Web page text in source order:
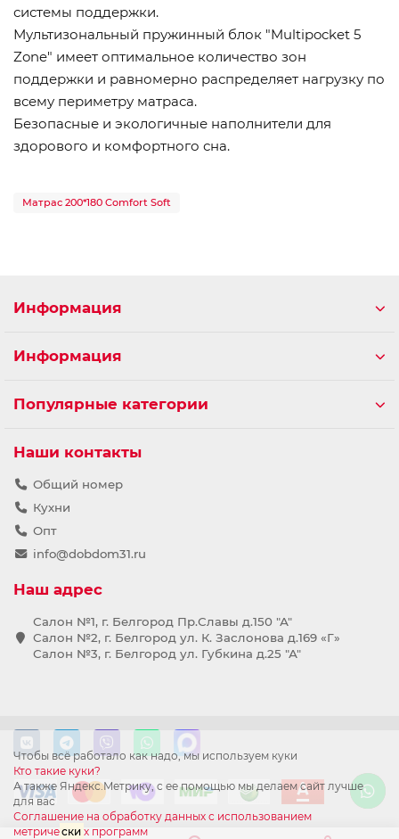
системы поддержки.
Мультизональный пружинный блок "Multipocket 5
Zone" имеет оптимальное количество зон
поддержки и равномерно распределяет нагрузку по
всему периметру матраса.
Безопасные и экологичные наполнители для
здорового и комфортного сна.
Матрас 200*180 Comfort Soft
Чтобы всё работало как надо, мы используем куки
Кто такие куки?
А также Яндекс.Метрику, с ее помощью мы делаем сайт лучше
для вас
Соглашение на обработку данных с использованием
метрически х программ
Информация
Информация
Популярные категории
Наши контакты
Общий номер
Кухни
Опт
info@dobdom31.ru
Наш адрес
Салон №1, г. Белгород Пр.Славы д.150 "А"
Салон №2, г. Белгород ул. К. Заслонова д.169 «Г»
Салон №3, г. Белгород ул. Губкина д.25 "А"